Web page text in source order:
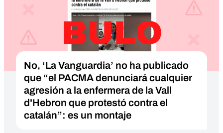
No, ‘La Vanguardia’ no ha publicado
que “el PACMA denunciará cualquier
agresión a la enfermera de la Vall
d'Hebron que protestó contra el
catalán”: es un montaje